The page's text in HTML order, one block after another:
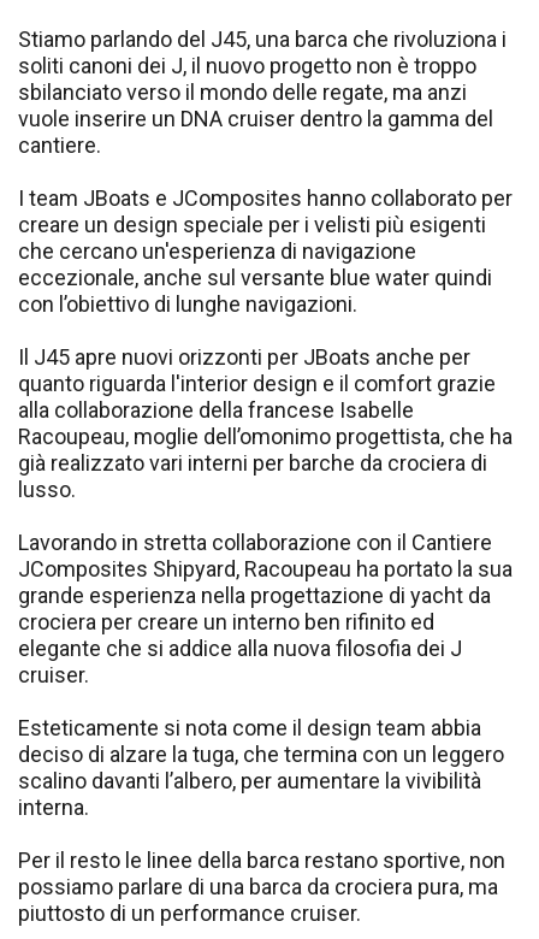
Stiamo parlando del J45, una barca che rivoluziona i
soliti canoni dei J, il nuovo progetto non è troppo
sbilanciato verso il mondo delle regate, ma anzi
vuole inserire un DNA cruiser dentro la gamma del
cantiere.
I team JBoats e JComposites hanno collaborato per
creare un design speciale per i velisti più esigenti
che cercano un'esperienza di navigazione
eccezionale, anche sul versante blue water quindi
con l’obiettivo di lunghe navigazioni.
Il J45 apre nuovi orizzonti per JBoats anche per
quanto riguarda l'interior design e il comfort grazie
alla collaborazione della francese Isabelle
Racoupeau, moglie dell’omonimo progettista, che ha
già realizzato vari interni per barche da crociera di
lusso.
Lavorando in stretta collaborazione con il Cantiere
JComposites Shipyard, Racoupeau ha portato la sua
grande esperienza nella progettazione di yacht da
crociera per creare un interno ben rifinito ed
elegante che si addice alla nuova filosofia dei J
cruiser.
Esteticamente si nota come il design team abbia
deciso di alzare la tuga, che termina con un leggero
scalino davanti l’albero, per aumentare la vivibilità
interna.
Per il resto le linee della barca restano sportive, non
possiamo parlare di una barca da crociera pura, ma
piuttosto di un performance cruiser.